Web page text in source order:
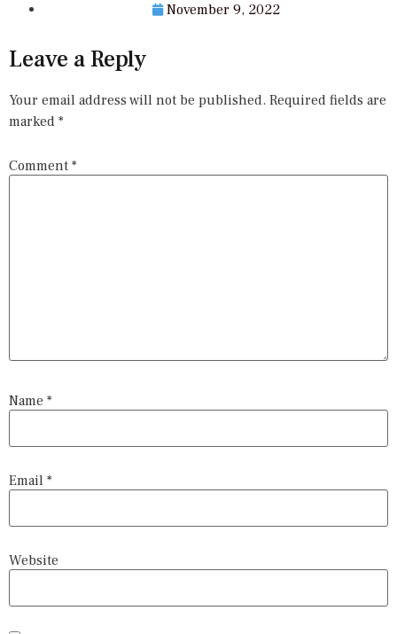
November 9, 2022
Leave a Reply
Your email address will not be published. Required fields are
marked *
Comment *
Name *
Email *
Website